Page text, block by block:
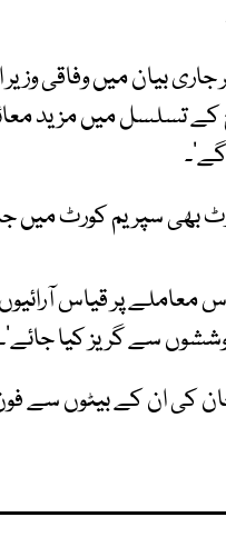
بیان میں وفاقی وزیر
تسلسل میں مزید
بھی سپریم کورٹ میں
معاملے پر قیاس
سے گریز کیا
کی ان کے بیٹوں سے